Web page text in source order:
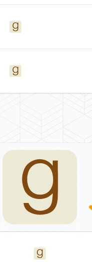
erschaffen, macht
Welt der